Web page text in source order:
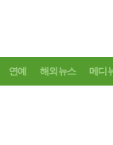
연예 해외뉴스 메디